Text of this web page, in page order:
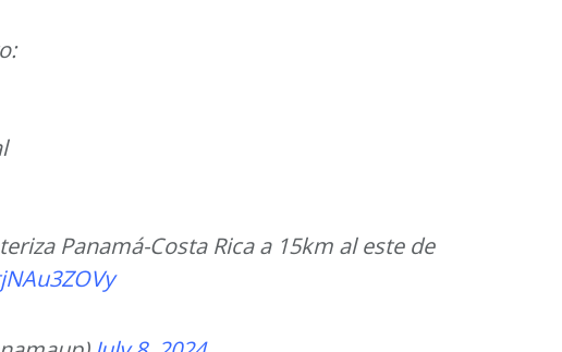
Panamá-Costa Rica a 15km al este de